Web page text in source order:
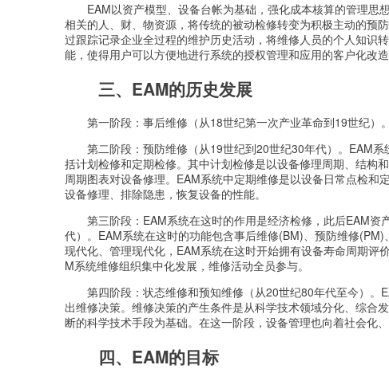
EAM以资产模型、设备台帐为基础，强化成本核算的管理
相关的人、财、物资源，将传统的被动检修转变为积极主动的预
过跟踪记录企业全过程的维护历史活动，将维修人员的个人知识
能，使得用户可以方便地进行系统的授权管理和应用的客户化改造
三、EAM的历史发展
第一阶段：事后维修（从18世纪第一次产业革命到19世纪）
第二阶段：预防维修（从19世纪到20世纪30年代）。EAM
括计划检修和定期检修。其中计划检修是以设备修理周期、结构
周期图表对设备修理。EAM系统中定期维修是以设备日常点检
设备修理、排除隐患，恢复设备的性能。
第三阶段：EAM系统在这时的作用是经济检修，此后EAM
代）。EAM系统在这时的功能包含事后维修(BM)、预防维修
现代化、管理现代化，EAM系统在这时开始拥有设备寿命周期
M系统维修组织集中化发展，维修活动全员参与。
第四阶段：状态维修和预知维修（从20世纪80年代至今）
出维修决策。维修决策的产生条件是从科学技术领域分化、综合
断的科学技术手段为基础。在这一阶段，设备管理也向着社会化
四、EAM的目标